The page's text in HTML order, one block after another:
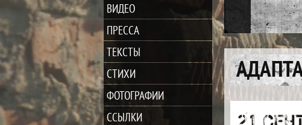
ВИДЕО
ПРЕССА
ТЕКСТЫ
СТИХИ
ФОТОГРАФИИ
ССЫЛКИ